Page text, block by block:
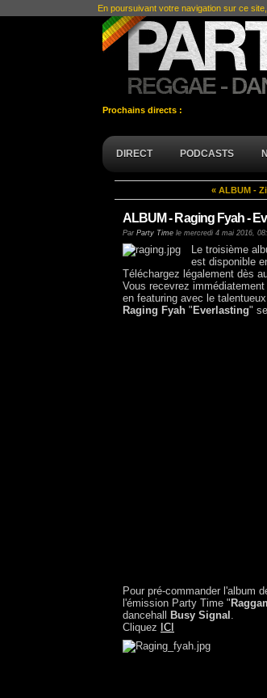
Prochains directs :
DIRECT PODCASTS
« ALBUM -
ALBUM - Raging Fyah -
Par Party Time le mercredi 4 mai 2016,
Le troisième
est disponible
Téléchargez légalement dès
Vous recevrez
en featuring avec le talentueux
Raging Fyah " Everlasting"
Pour pré-commander l'album
l'émission Party Time "
dancehall
Busy Signal .
Cliquez ICI
En poursuivant votre navigation sur ce